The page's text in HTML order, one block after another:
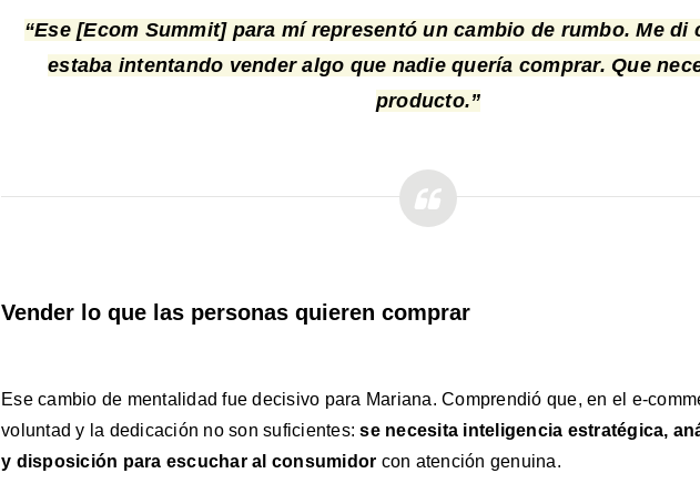
“Ese [Ecom Summit] para mí representó un cambio de rumbo. Me di
estaba intentando vender algo que nadie quería comprar. Que
producto.”
Vender lo que las personas quieren comprar
Ese cambio de mentalidad fue decisivo para Mariana. Comprendió que, en el e-
voluntad y la dedicación no son suficientes:se necesita inteligencia estratégica,
y disposición para escuchar al consumidor con atención genuina.